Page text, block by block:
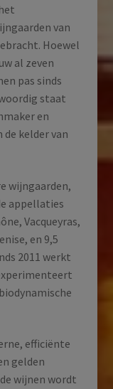
van
Hoewel
al zeven
pas sinds
staat
en
kelder van
wijngaarden,
appellaties
Vacqueyras,
en 9,5
2011 werkt
efficiënte
gelden
wijnen wordt